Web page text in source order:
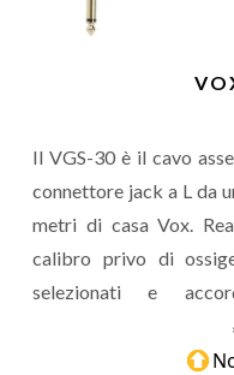
Il VGS-30 è il cavo
connettore jack a L da
metri di casa Vox.
calibro privo di
selezionati e
performante e indicato